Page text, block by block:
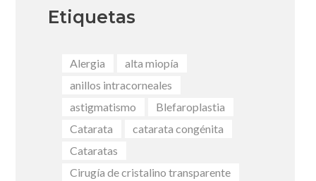
Etiquetas
Alergia
alta miopía
anillos intracorneales
astigmatismo
Blefaroplastia
Catarata
catarata congénita
Cataratas
Cirugía de cristalino transparente